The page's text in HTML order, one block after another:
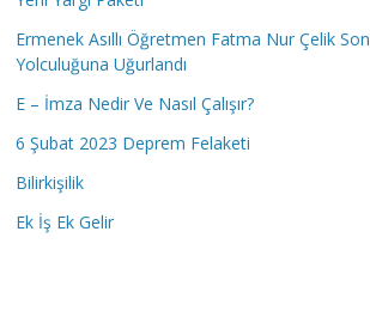
Ermenek Asıllı Öğretmen Fatma Nur Çelik Son
Yolculuğuna Uğurlandı
E – İmza Nedir Ve Nasıl Çalışır?
6 Şubat 2023 Deprem Felaketi
Bilirkişilik
Ek İş Ek Gelir